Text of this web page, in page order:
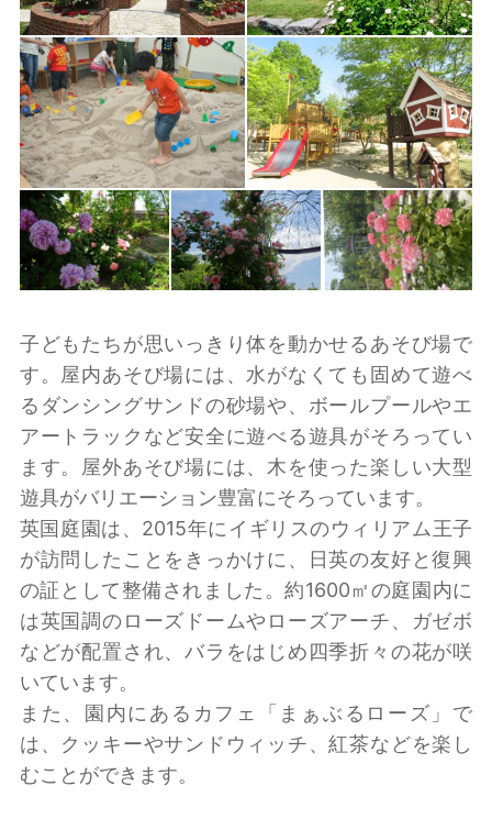
子どもたちが思いっきり体を動かせるあそび場で
す。屋内あそび場には、水がなくても固めて遊べ
るダンシングサンドの砂場や、ボールプールやエ
アートラックなど安全に遊べる遊具がそろってい
ます。屋外あそび場には、木を使った楽しい大型
遊具がバリエーション豊富にそろっています。
英国庭園は、2015年にイギリスのウィリアム王子
が訪問したことをきっかけに、日英の友好と復興
の証として整備されました。約1600㎡の庭園内に
は英国調のローズドームやローズアーチ、ガゼボ
などが配置され、バラをはじめ四季折々の花が咲
いています。
また、園内にあるカフェ「まぁぶるローズ」で
は、クッキーやサンドウィッチ、紅茶などを楽し
むことができます。